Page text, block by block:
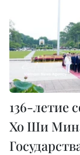
136-летие
Хо Ши